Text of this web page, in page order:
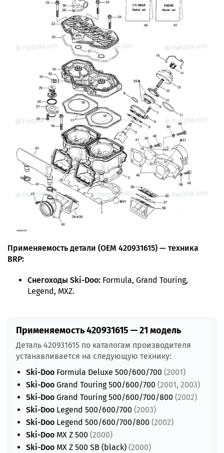
Применяемость детали (OEM 420931615) — техника
BRP:
Снегоходы Ski-Doo: Formula, Grand Touring,
Legend, MXZ.
Применяемость 420931615 — 21 модель
Деталь 420931615 по каталогам производителя
устанавливается на следующую технику:
Ski-Doo Formula Deluxe 500/600/700 (2001)
Ski-Doo Grand Touring 500/600/700 (2001, 2003)
Ski-Doo Grand Touring 500/600/700/800 (2002)
Ski-Doo Legend 500/600/700 (2003)
Ski-Doo Legend 500/600/700/800 (2002)
Ski-Doo MX Z 500 (2000)
Ski-Doo MX Z 500 SB (black) (2000)